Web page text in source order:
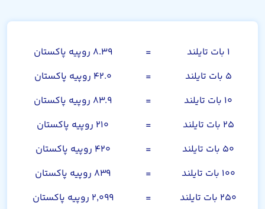
۱ بات تایلند =
۸.۳۹ روپیه پاکستان
۵ بات تایلند
=
۴۲.۰ روپیه پاکستان
۱۰ بات تایلند
=
۸۳.۹ روپیه پاکستان
۲۵ بات تایلند
=
۲۱۰ روپیه پاکستان
۵۰ بات تایلند
=
۴۲۰ روپیه پاکستان
۱۰۰ بات تایلند
=
۸۳۹ روپیه پاکستان
۲۵۰ بات تایلند
=
۲,۰۹۹ روپیه پاکستان